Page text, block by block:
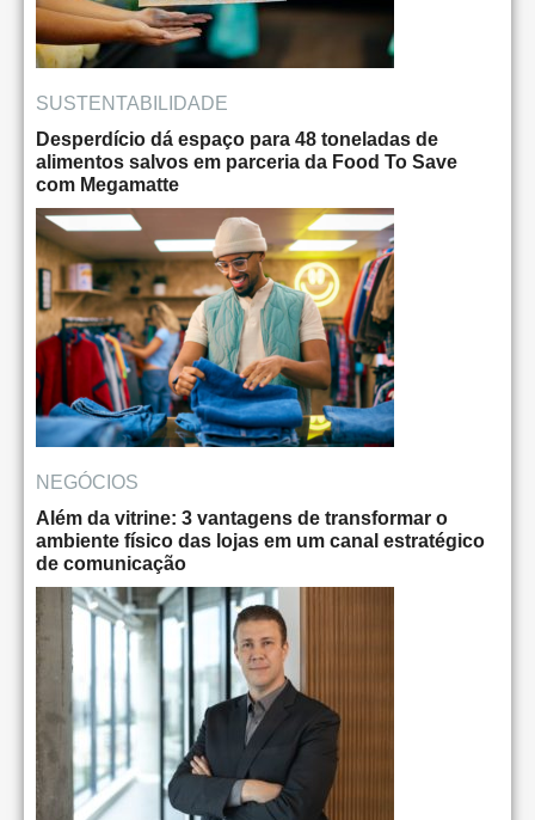
SUSTENTABILIDADE
Desperdício dá espaço para 48 toneladas de
alimentos salvos em parceria da Food To Save
com Megamatte
NEGÓCIOS
Além da vitrine: 3 vantagens de transformar o
ambiente físico das lojas em um canal estratégico
de comunicação